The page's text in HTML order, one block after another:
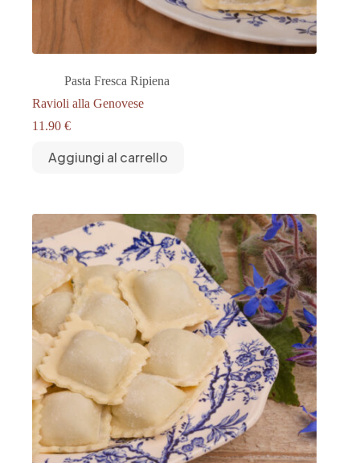
Pasta Fresca Ripiena
Ravioli alla Genovese
11.90 €
Aggiungi al carrello